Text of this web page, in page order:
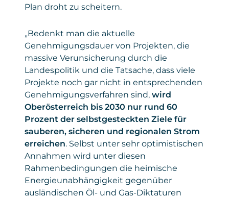
Plan droht zu scheitern.
„Bedenkt man die aktuelle
Genehmigungsdauer von Projekten, die
massive Verunsicherung durch die
Landespolitik und die Tatsache, dass viele
Projekte noch gar nicht in entsprechenden
Genehmigungsverfahren sind, wird
Oberösterreich bis 2030 nur rund 60
Prozent der selbstgesteckten Ziele für
sauberen, sicheren und regionalen Strom
erreichen. Selbst unter sehr optimistischen
Annahmen wird unter diesen
Rahmenbedingungen die heimische
Energieunabhängigkeit gegenüber
ausländischen Öl- und Gas-Diktaturen